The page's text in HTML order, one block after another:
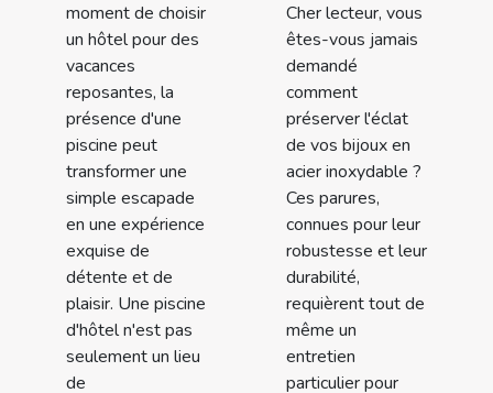
moment de choisir
un hôtel pour des
vacances
reposantes, la
présence d'une
piscine peut
transformer une
simple escapade
en une expérience
exquise de
détente et de
plaisir. Une piscine
d'hôtel n'est pas
seulement un lieu
de
Cher lecteur, vous
êtes-vous jamais
demandé
comment
préserver l'éclat
de vos bijoux en
acier inoxydable ?
Ces parures,
connues pour leur
robustesse et leur
durabilité,
requièrent tout de
même un
entretien
particulier pour